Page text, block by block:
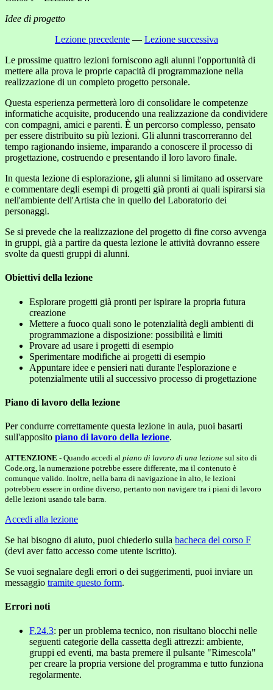
Idee di progetto
Lezione precedente — Lezione successiva
Le prossime quattro lezioni forniscono agli alunni l'opportunità di
mettere alla prova le proprie capacità di programmazione nella
realizzazione di un completo progetto personale.
Questa esperienza permetterà loro di consolidare le competenze
informatiche acquisite, producendo una realizzazione da condividere
con compagni, amici e parenti. È un percorso complesso, pensato
per essere distribuito su più lezioni. Gli alunni trascorreranno del
tempo ragionando insieme, imparando a conoscere il processo di
progettazione, costruendo e presentando il loro lavoro finale.
In questa lezione di esplorazione, gli alunni si limitano ad osservare
e commentare degli esempi di progetti già pronti ai quali ispirarsi sia
nell'ambiente dell'Artista che in quello del Laboratorio dei
personaggi.
Se si prevede che la realizzazione del progetto di fine corso avvenga
in gruppi, già a partire da questa lezione le attività dovranno essere
svolte da questi gruppi di alunni.
Obiettivi della lezione
Esplorare progetti già pronti per ispirare la propria futura
creazione
Mettere a fuoco quali sono le potenzialità degli ambienti di
programmazione a disposizione: possibilità e limiti
Provare ad usare i progetti di esempio
Sperimentare modifiche ai progetti di esempio
Appuntare idee e pensieri nati durante l'esplorazione e
potenzialmente utili al successivo processo di progettazione
Piano di lavoro della lezione
Per condurre correttamente questa lezione in aula, puoi basarti
sull'apposito piano di lavoro della lezione.
ATTENZIONE - Quando accedi al piano di lavoro di una lezione sul sito di
Code.org, la numerazione potrebbe essere differente, ma il contenuto è
comunque valido. Inoltre, nella barra di navigazione in alto, le lezioni
potrebbero essere in ordine diverso, pertanto non navigare tra i piani di lavoro
delle lezioni usando tale barra.
Accedi alla lezione
Se hai bisogno di aiuto, puoi chiederlo sulla bacheca del corso F
(devi aver fatto accesso come utente iscritto).
Se vuoi segnalare degli errori o dei suggerimenti, puoi inviare un
messaggio tramite questo form.
Errori noti
F.24.3: per un problema tecnico, non risultano blocchi nelle
seguenti categorie della cassetta degli attrezzi: ambiente,
gruppi ed eventi, ma basta premere il pulsante "Rimescola"
per creare la propria versione del programma e tutto funziona
regolarmente.